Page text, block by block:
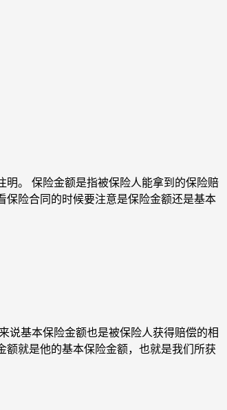
。 保险金额是指被保险人能拿到的保险赔
保险合同的时候要注意是保险金额还是基本
说基本保险金额也是被保险人获得赔偿的相
就是他的基本保险金额，也就是我们所获